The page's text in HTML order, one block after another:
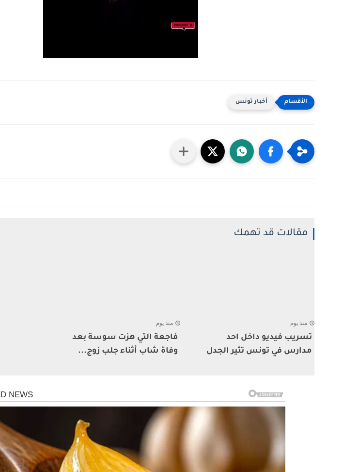
أخبار تونس
مقالات قد تهمك
منذ يوم
تسريب فيديو داخل احد
مدارس في تونس تثير الجدل
منذ يوم
فاجعة التي هزت سوسة بعد
وفاة شاب أثناء جلب زوج...